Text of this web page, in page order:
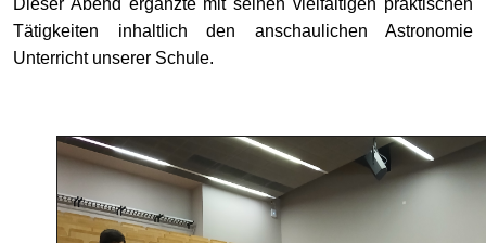
Tätigkeiten inhaltlich den anschaulichen Astronomie
Unterricht unserer Schule.